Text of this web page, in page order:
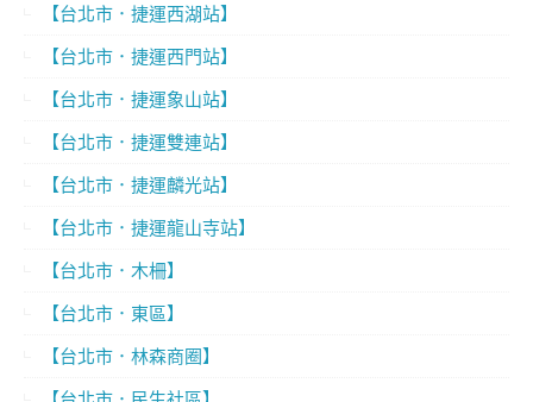
【台北市．捷運西湖站】
【台北市．捷運西門站】
【台北市．捷運象山站】
【台北市．捷運雙連站】
【台北市．捷運麟光站】
【台北市．捷運龍山寺站】
【台北市．木柵】
【台北市．東區】
【台北市．林森商圈】